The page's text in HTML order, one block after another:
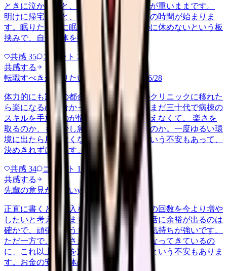
ときに泣かれると、勤務中ずっと胸の奥が重いままです。
明けに帰宅すると、今度はそのまま育児の時間が始まりま
す。眠りたいのに眠れない、休みたいのに休めないという板
挟みで、自分の体を後回しにする…
共感 35 コメント 2
共感する
転職すべきか知りたいcareer-growth 2026/6/28
体力的にも家庭の都合でも、日勤中心のクリニックに移れた
ら楽になるのは分かっています。ただ、まだ三十代で病棟の
スキルを手放すのが惜しい気持ちも、消えなくて。 楽さを
取るのか、もう少し急性期で力をつけるのか。一度ゆるい環
境に出たら戻れなくなるんじゃないかという不安もあって、
決めきれずにいます。考えの整…
共感 34 コメント 1
共感する
先輩の意見がほしいyakin 2026/6/19
正直に書くと、収入を増やしたくて夜勤の回数を今より増や
したいと考えています。手当の分だけ生活に余裕が出るのは
確かで、頑張れるうちに稼いでおきたい気持ちが強いです。
ただ一方で、今でさえ明けの回復が遅くなってきているの
に、これ以上回数を重ねて体が持つのかという不安もありま
す。お金の安心と体の安心、ど…